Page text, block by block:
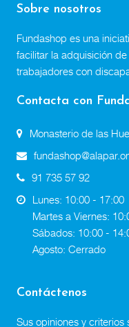
Sobre nosotros
Fundashop es una
facilitar la adquisición
trabajadores con
Contacta con
Monasterio de las
91 735 57 92
Lunes: 10:00 - 17:00
Martes a Viernes:
Sábados: 10:00 -
Agosto: Cerrado
Contáctenos
Sus opiniones y